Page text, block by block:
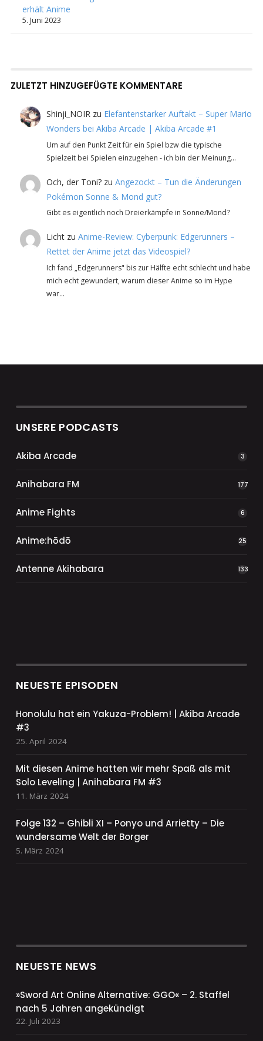
erhält Anime
5. Juni 2023
ZULETZT HINZUGEFÜGTE KOMMENTARE
Shinji_NOIR zu Elefantenstarker Auftakt – Super Mario
Wonders bei Akiba Arcade | Akiba Arcade #1
Um auf den Punkt Zeit für ein Spiel bzw die typische
Spielzeit bei Spielen einzugehen - ich bin der Meinung…
Och, der Toni? zuAngezockt – Tun die Änderungen
Pokémon Sonne & Mond gut?
Gibt es eigentlich noch Dreierkämpfe in Sonne/Mond?
Licht zuAnime-Review: Cyberpunk: Edgerunners –
Rettet der Anime jetzt das Videospiel?
Ich fand „Edgerunners" bis zur Hälfte echt schlecht und habe
mich echt gewundert, warum dieser Anime so im Hype
war…
UNSERE PODCASTS
Akiba Arcade 3
Anihabara FM 177
Anime Fights 6
Anime:hōdō 25
Antenne Akihabara 133
NEUESTE EPISODEN
Honolulu hat ein Yakuza-Problem! | Akiba Arcade
#3
25. April 2024
Mit diesen Anime hatten wir mehr Spaß als mit
Solo Leveling | Anihabara FM #3
11. März 2024
Folge 132 – Ghibli XI – Ponyo und Arrietty – Die
wundersame Welt der Borger
5. März 2024
NEUESTE NEWS
»Sword Art Online Alternative: GGO« – 2. Staffel
nach 5 Jahren angekündigt
22. Juli 2023